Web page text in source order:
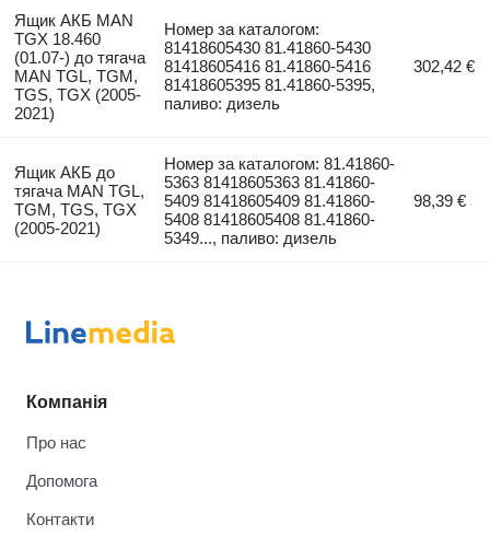
Ящик АКБ MAN
TGX 18.460
(01.07-) до тягача
MAN TGL, TGM,
TGS, TGX (2005-
2021)
Номер за каталогом:
81418605430 81.41860-5430
81418605416 81.41860-5416
81418605395 81.41860-5395,
паливо: дизель
302,42 €
Ящик АКБ до
тягача MAN TGL,
TGM, TGS, TGX
(2005-2021)
Номер за каталогом: 81.41860-
5363 81418605363 81.41860-
5409 81418605409 81.41860-
5408 81418605408 81.41860-
5349..., паливо: дизель
98,39 €
Компанія
Про нас
Допомога
Контакти